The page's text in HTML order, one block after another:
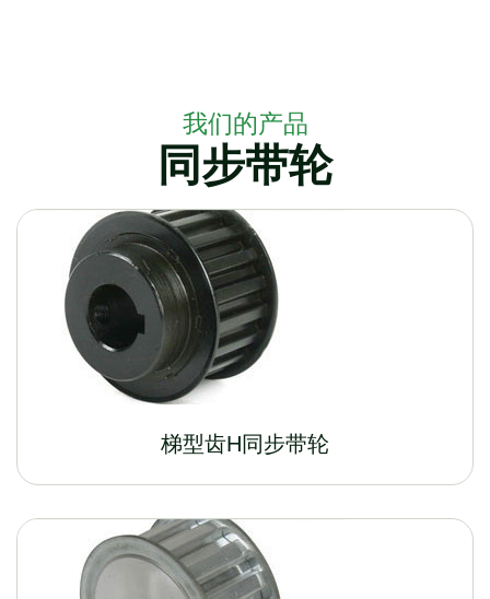
我们的产品
同步带轮
梯型齿H同步带轮